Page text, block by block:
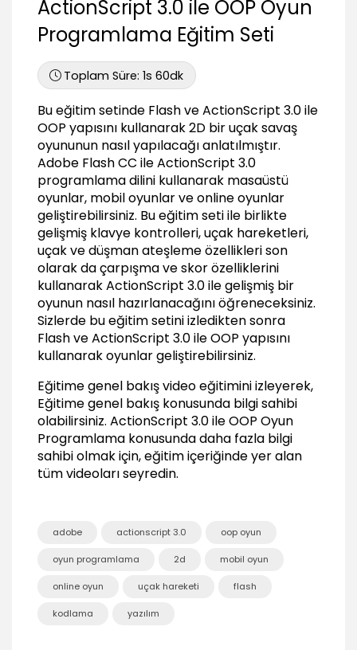
Bouncy efekti eklemek
03:20
11:33
LaserBlue (kurşun) oluşturmak
07:07
Ateşleme hareketleri
06:08
Yapay Zeka Kullanarak Düşman
Oluşturmak
Düşman oluşturmak
07:27
Düşmanarın Random gelmesi
06:40
Yapay zeka ve kursunları oluşturmak
09:44
Karakterlerin Çarpışma Anları
Hittest ile çarpışmalar
02:36
Çarpışma sonrası animasyonlar
04:59
SmallImplosion classı oluşturmak
Düşman Çarpışma Patlamaları
Frame Label ile patlama animasyonu
04:59
Skor, Vurulma ve Vurma Skorları
ActionScript 3.0 ile OOP Oyun
Programlama Eğitim Seti
Toplam Süre:1s 60dk
Bu eğitim setinde Flash ve ActionScript 3.0 ile
OOP yapısını kullanarak 2D bir uçak savaş
oyununun nasıl yapılacağı anlatılmıştır.
Adobe Flash CC ile ActionScript 3.0
programlama dilini kullanarak masaüstü
oyunlar, mobil oyunlar ve online oyunlar
geliştirebilirsiniz. Bu eğitim seti ile birlikte
gelişmiş klavye kontrolleri, uçak hareketleri,
uçak ve düşman ateşleme özellikleri son
olarak da çarpışma ve skor özelliklerini
kullanarak ActionScript 3.0 ile gelişmiş bir
oyunun nasıl hazırlanacağını öğreneceksiniz.
Sizlerde bu eğitim setini izledikten sonra
Flash ve ActionScript 3.0 ile OOP yapısını
kullanarak oyunlar geliştirebilirsiniz.
Eğitime genel bakış video eğitimini izleyerek,
Eğitime genel bakış konusunda bilgi sahibi
olabilirsiniz. ActionScript 3.0 ile OOP Oyun
Programlama konusunda daha fazla bilgi
sahibi olmak için, eğitim içeriğinde yer alan
tüm videoları seyredin.
adobe actionscript 3.0 oop oyun
oyun programlama 2d mobil oyun
online oyun uçak hareketi flash
kodlama yazılım